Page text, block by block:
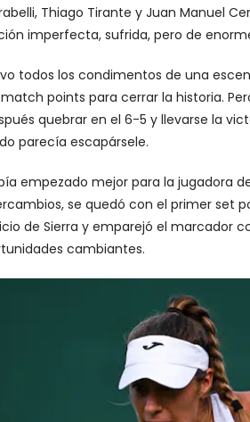
Thiago Tirante y Juan Manuel
imperfecta, sufrida, pero de
todos los condimentos de una
points para cerrar la historia.
quebrar en el 6-5 y llevarse la
parecía escapársele.
empezado mejor para la jugadora
se quedó con el primer set
de Sierra y emparejó el marcador
cambiantes.